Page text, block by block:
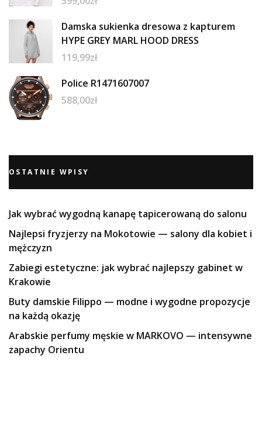
Damska sukienka dresowa z kapturem
HYPE GREY MARL HOOD DRESS
119,99zł
Police R1471607007
588,00zł
OSTATNIE WPISY
Jak wybrać wygodną kanapę tapicerowaną do salonu
Najlepsi fryzjerzy na Mokotowie — salony dla kobiet i
mężczyzn
Zabiegi estetyczne: jak wybrać najlepszy gabinet w
Krakowie
Buty damskie Filippo — modne i wygodne propozycje
na każdą okazję
Arabskie perfumy męskie w MARKOVO — intensywne
zapachy Orientu